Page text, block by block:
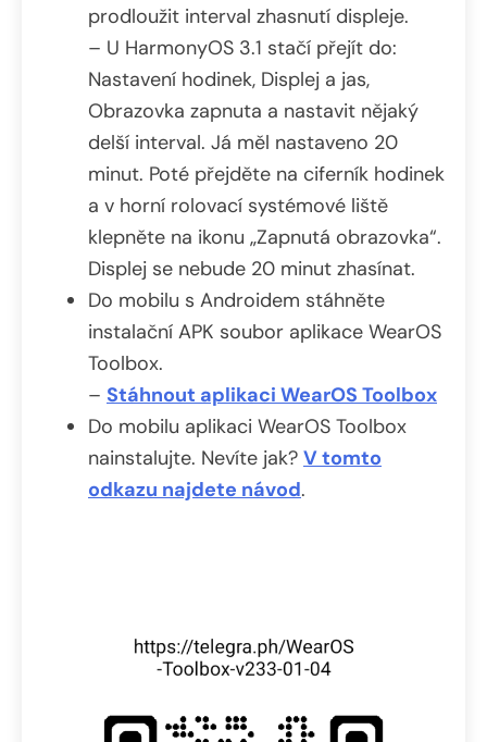
prodloužit interval zhasnutí displeje.
– U HarmonyOS 3.1 stačí přejít do:
Nastavení hodinek, Displej a jas,
Obrazovka zapnuta a nastavit nějaký
delší interval. Já měl nastaveno 20
minut. Poté přejděte na ciferník hodinek
a v horní rolovací systémové liště
klepněte na ikonu „Zapnutá obrazovka“.
Displej se nebude 20 minut zhasínat.
Do mobilu s Androidem stáhněte
instalační APK soubor aplikace WearOS
Toolbox.
– Stáhnout aplikaci WearOS Toolbox
Do mobilu aplikaci WearOS Toolbox
nainstalujte. Nevíte jak? V tomto
odkazu najdete návod.